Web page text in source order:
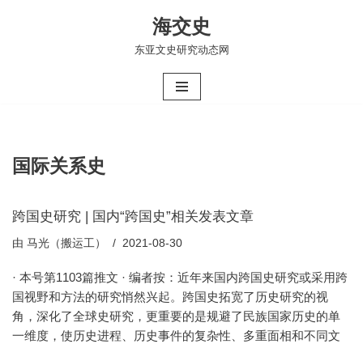
海交史
东亚文史研究动态网
国际关系史
跨国史研究 | 国内“跨国史”相关发表文章
由 马光（搬运工） 2021-08-30
· 本号第1103篇推文 · 编者按：近年来国内跨国史研究或采用跨
国视野和方法的研究悄然兴起。跨国史拓宽了历史研究的视
角，深化了全球史研究，更重要的是规避了民族国家历史的单
一维度，使历史进程、历史事件的复杂性、多重面相和不同文